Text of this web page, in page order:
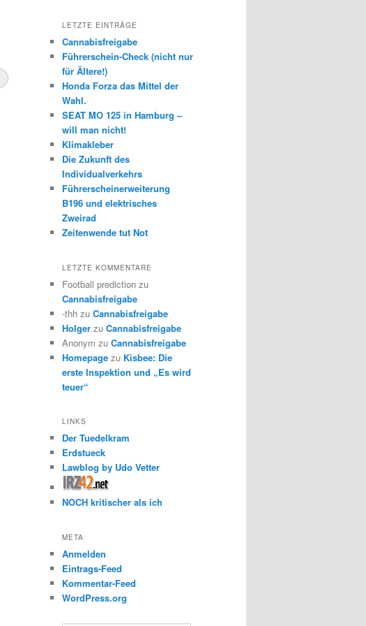
LETZTE EINTRÄGE
Cannabisfreigabe
Führerschein-Check (nicht nur
für Ältere!)
Honda Forza das Mittel der
Wahl.
SEAT MO 125 in Hamburg –
will man nicht!
Klimakleber
Die Zukunft des
Individualverkehrs
Führerscheinerweiterung
B196 und elektrisches
Zweirad
Zeitenwende tut Not
LETZTE KOMMENTARE
Football prediction zu
Cannabisfreigabe
-thh zu Cannabisfreigabe
Holger zu Cannabisfreigabe
Anonym zu Cannabisfreigabe
Homepage zu Kisbee: Die
erste Inspektion und „Es wird
teuer“
LINKS
Der Tuedelkram
Erdstueck
Lawblog by Udo Vetter
NOCH kritischer als ich
META
Anmelden
Eintrags-Feed
Kommentar-Feed
WordPress.org